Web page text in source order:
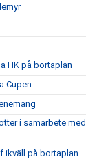
HK på bortaplan
Cupen
i samarbete med
ikväll på bortaplan